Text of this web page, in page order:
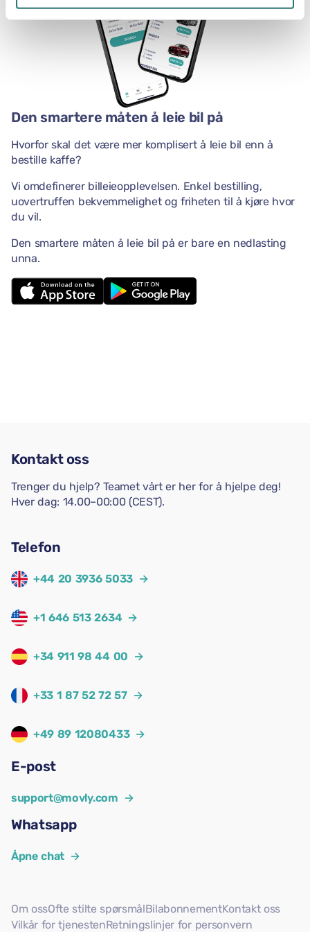
Den smartere måten å leie bil på
Hvorfor skal det være mer komplisert å leie bil enn å
bestille kaffe?
Vi omdefinerer billeieopplevelsen. Enkel bestilling,
uovertruffen bekvemmelighet og friheten til å kjøre hvor
du vil.
Den smartere måten å leie bil på er bare en nedlasting
unna.
Kontakt oss
Trenger du hjelp? Teamet vårt er her for å hjelpe deg!
Hver dag: 14.00–00:00 (CEST).
Telefon
+44 20 3936 5033 →
+1 646 513 2634 →
+34 911 98 44 00 →
+33 1 87 52 72 57 →
+49 89 12080433 →
E-post
support@movly.com →
Whatsapp
Åpne chat →
Om ossOfte stilte spørsmålBilabonnementKontakt oss
Vilkår for tjenestenRetningslinjer for personvern